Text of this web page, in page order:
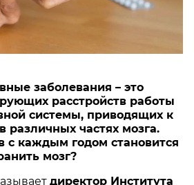
заболевания – это
расстройств работы
системы, приводящих к
различных частях мозга.
с каждым годом становится
мозг?
директор Института